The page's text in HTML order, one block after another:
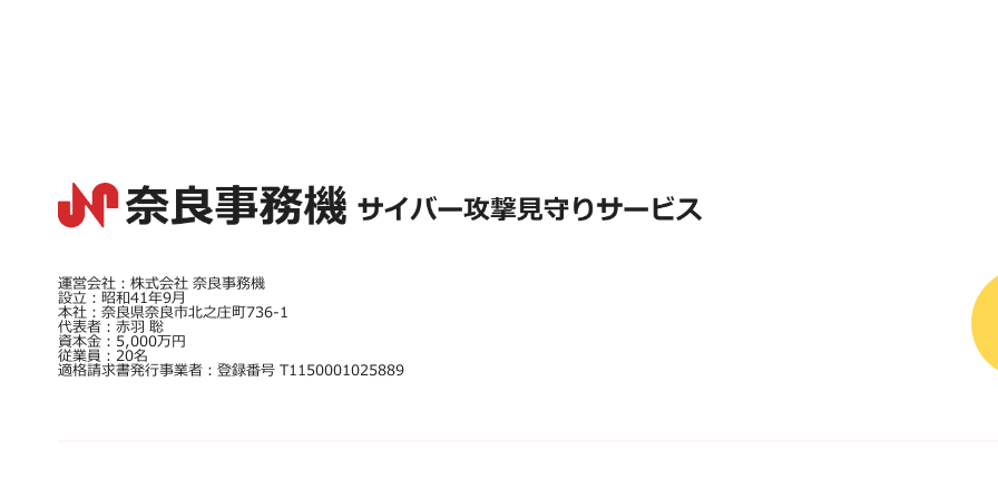
運営会社：株式会社 奈良事務機
設立：昭和41年9月
本社：奈良県奈良市北之庄町736-1
代表者：赤羽 聡
資本金：5,000万円
従業員：20名
適格請求書発行事業者：登録番号 T1150001025889